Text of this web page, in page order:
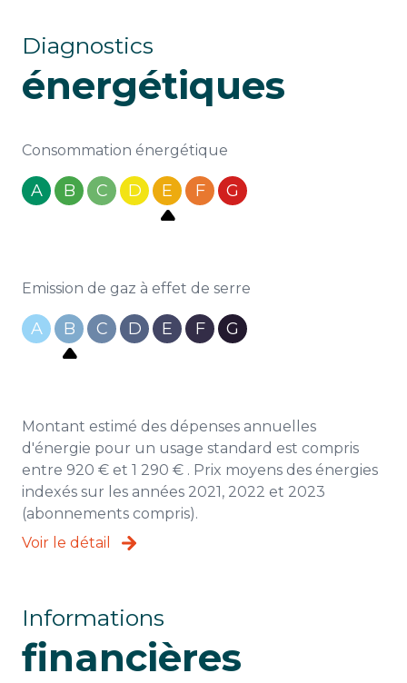
Diagnostics
énergétiques
Consommation énergétique
A B C D E F G
Emission de gaz à effet de serre
A B C D E F G
Montant estimé des dépenses annuelles
d'énergie pour un usage standard est compris
entre 920 € et 1 290 € . Prix moyens des énergies
indexés sur les années 2021, 2022 et 2023
(abonnements compris).
Voir le détail
Informations
financières